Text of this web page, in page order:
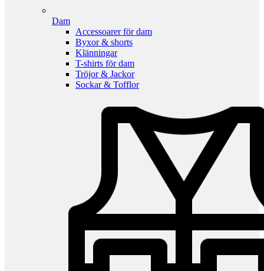
Dam
Accessoarer för dam
Byxor & shorts
Klänningar
T-shirts för dam
Tröjor & Jackor
Sockar & Tofflor